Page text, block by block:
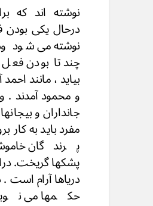
نوشته اند که
درحال یکی
نوشته می شود
چند تا بودن
بیاید ، مانند
و محمود آمدند .
جانداران و
مفرد باید به کار
پرندگان
پشکها گریخت.
دریاها آرام است .
حکمها می